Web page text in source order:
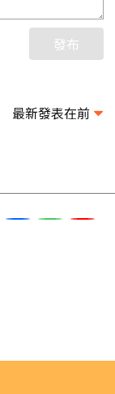
發布
最新發表在前